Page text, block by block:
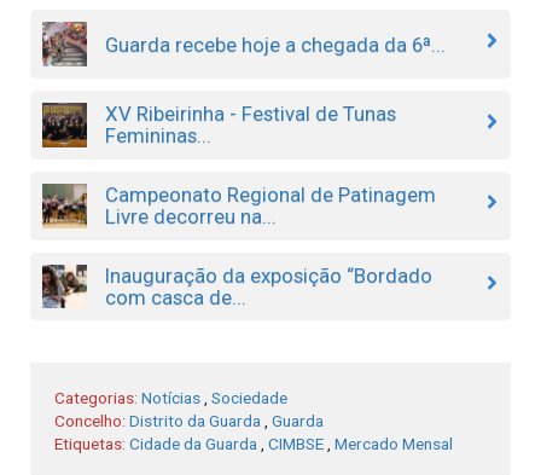
Guarda recebe hoje a chegada da 6ª...
XV Ribeirinha - Festival de Tunas
Femininas...
Campeonato Regional de Patinagem
Livre decorreu na...
Inauguração da exposição “Bordado
com casca de...
Categorias: Notícias, Sociedade
Concelho: Distrito da Guarda, Guarda
Etiquetas: Cidade da Guarda, CIMBSE, Mercado Mensal